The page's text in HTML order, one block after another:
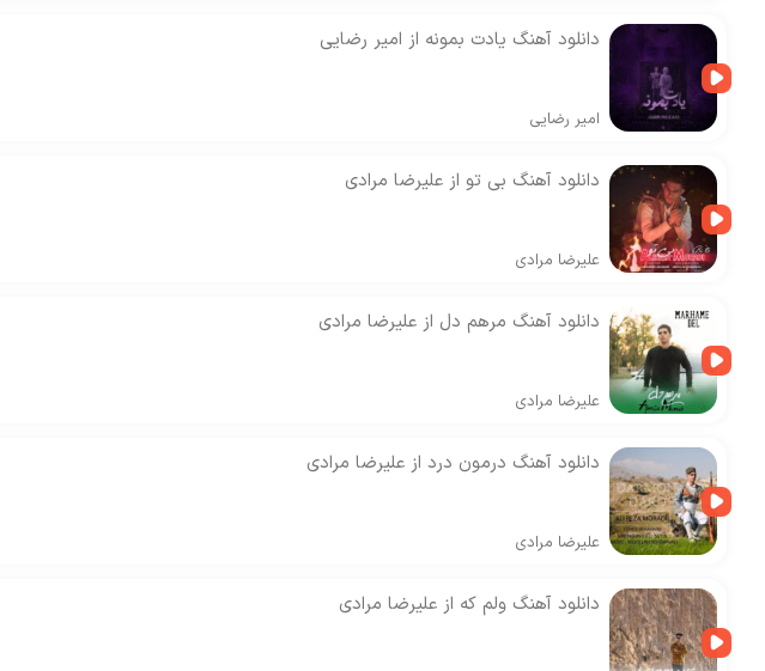
دانلود آهنگ یادت بمونه از امیر رضایی
امیر رضایی
دانلود آهنگ بی تو از علیرضا مرادی
علیرضا مرادی
دانلود آهنگ مرهم دل از علیرضا مرادی
علیرضا مرادی
دانلود آهنگ درمون درد از علیرضا مرادی
علیرضا مرادی
دانلود آهنگ ولم که از علیرضا مرادی